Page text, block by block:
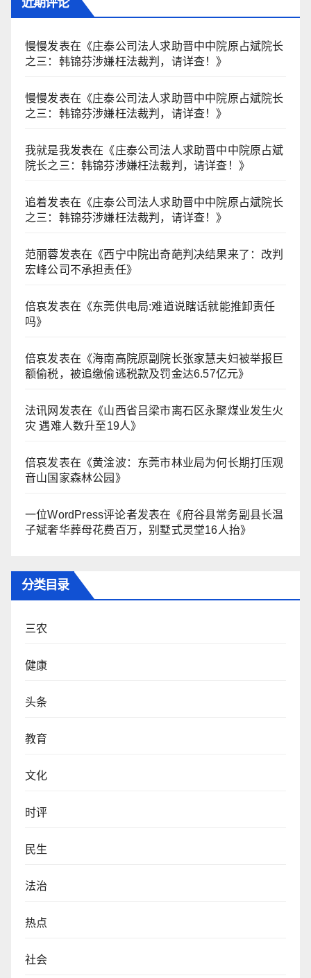
慢慢发表在《庄泰公司法人求助晋中中院原占斌院长
之三：韩锦芬涉嫌枉法裁判，请详查！ 》
慢慢发表在《庄泰公司法人求助晋中中院原占斌院长
之三：韩锦芬涉嫌枉法裁判，请详查！ 》
我就是我发表在《庄泰公司法人求助晋中中院原占斌
院长之三：韩锦芬涉嫌枉法裁判，请详查！ 》
追着发表在《庄泰公司法人求助晋中中院原占斌院长
之三：韩锦芬涉嫌枉法裁判，请详查！ 》
范丽蓉发表在《西宁中院出奇葩判决结果来了：改判
宏峰公司不承担责任》
倍哀发表在《东莞供电局:难道说瞎话就能推卸责任
吗》
倍哀发表在《海南高院原副院长张家慧夫妇被举报巨
额偷税，被追缴偷逃税款及罚金达6.57亿元》
法讯网 发表在《山西省吕梁市离石区永聚煤业发生火
灾 遇难人数升至19人》
倍哀发表在《黄淦波：东莞市林业局为何长期打压观
音山国家森林公园 》
一位WordPress评论者发表在《府谷县常务副县长温
子斌奢华葬母花费百万，别墅式灵堂16人抬》
分类目录
三农
健康
头条
教育
文化
时评
民生
法治
热点
社会